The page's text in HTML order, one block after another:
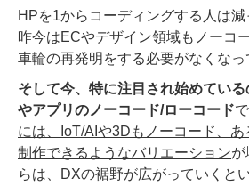
HPを1からコーディングする人は減
昨今はECやデザイン領域もノーコ
車輪の再発明をする必要がなくなっ
そして今、特に注目され始めてい
やアプリのノーコード/ローコード
には、IoT/AIや3Dもノーコード、
制作できるようなバリエーションが
らは、DXの裾野が広がっていくと